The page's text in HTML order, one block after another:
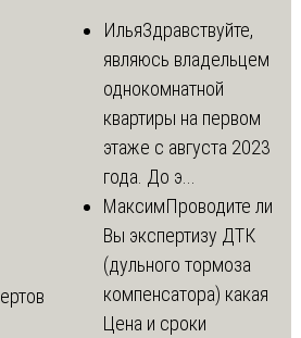
ИльяЗдравствуйте,
являюсь владельцем
однокомнатной
квартиры на первом
этаже с августа 2023
года. До э...
МаксимПроводите ли
Вы экспертизу ДТК
(дульного тормоза
компенсатора) какая
Цена и сроки